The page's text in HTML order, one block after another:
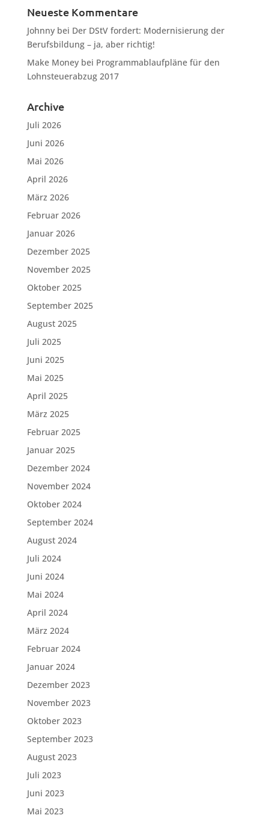
Neueste Kommentare
Johnnybei Der DStV fordert: Modernisierung der
Berufsbildung – ja, aber richtig!
Make Moneybei Programmablaufpläne für den
Lohnsteuerabzug 2017
Archive
Juli 2026
Juni 2026
Mai 2026
April 2026
März 2026
Februar 2026
Januar 2026
Dezember 2025
November 2025
Oktober 2025
September 2025
August 2025
Juli 2025
Juni 2025
Mai 2025
April 2025
März 2025
Februar 2025
Januar 2025
Dezember 2024
November 2024
Oktober 2024
September 2024
August 2024
Juli 2024
Juni 2024
Mai 2024
April 2024
März 2024
Februar 2024
Januar 2024
Dezember 2023
November 2023
Oktober 2023
September 2023
August 2023
Juli 2023
Juni 2023
Mai 2023